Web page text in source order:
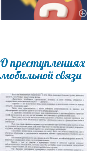
О
мобильной связи